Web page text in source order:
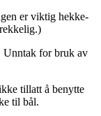
er viktig hekke-
Unntak for bruk av
tillatt å benytte
til bål.